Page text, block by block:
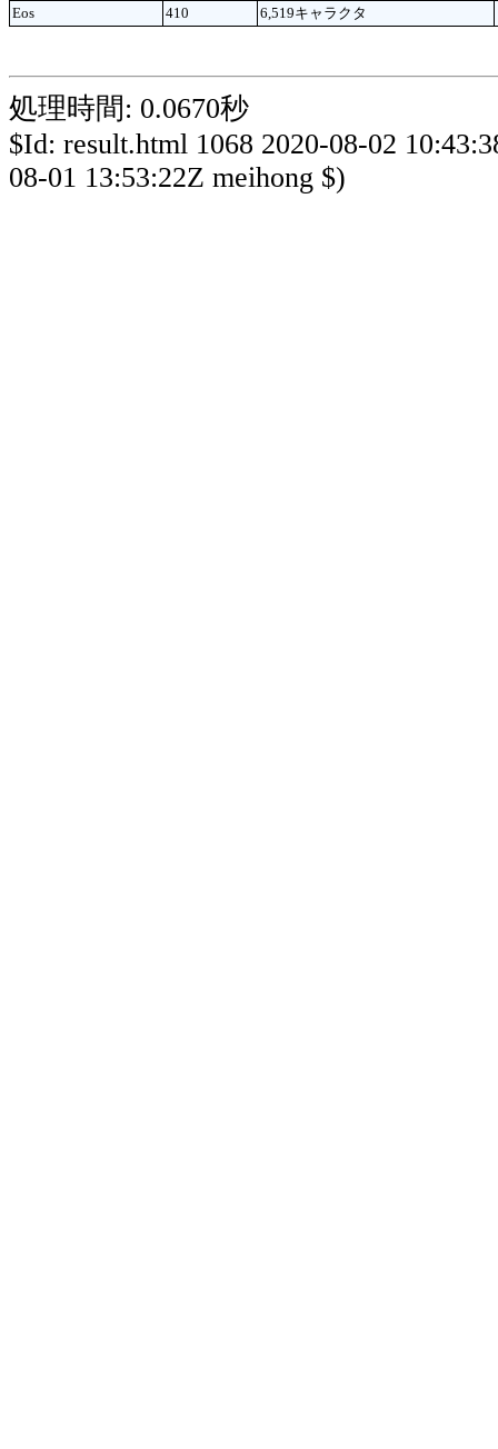
Eos 410 6,519キャラクタ
処理時間: 0.0670秒
$Id: result.html 1068 2020-08-02
08-01 13:53:22Z meihong $)